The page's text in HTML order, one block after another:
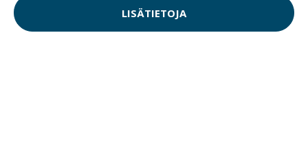
LISÄTIETOJA